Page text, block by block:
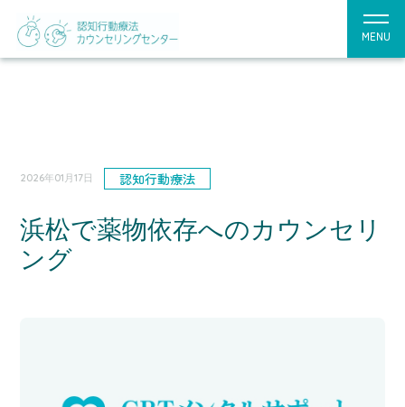
MENU
2026年01月17日 認知行動療法
浜松で薬物依存へのカウンセリ
ング